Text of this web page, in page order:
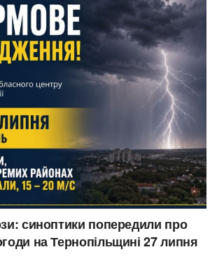
синоптики попередили про
на Тернопільщині 27 липня